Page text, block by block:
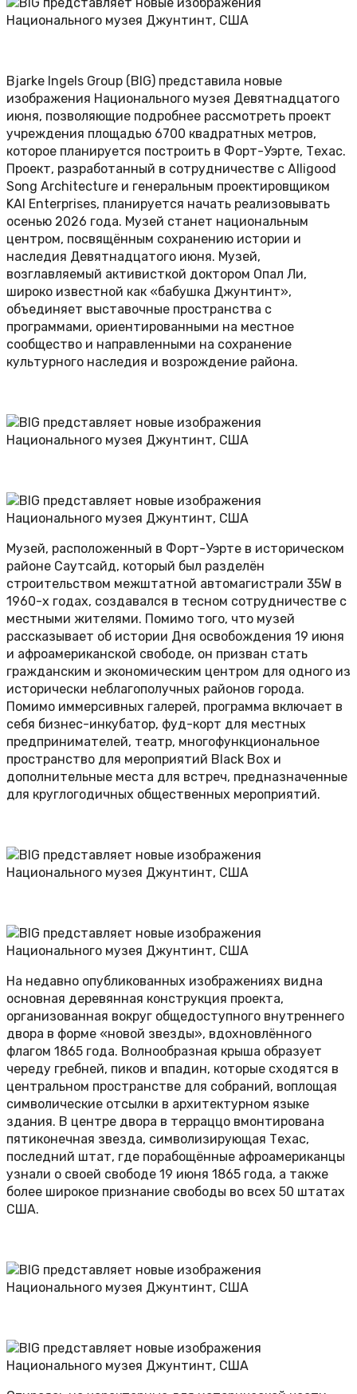
Bjarke Ingels Group (BIG) представила новые
изображения Национального музея Девятнадцатого
июня, позволяющие подробнее рассмотреть проект
учреждения площадью 6700 квадратных метров,
которое планируется построить в Форт-Уэрте, Техас.
Проект, разработанный в сотрудничестве с Alligood
Song Architecture и генеральным проектировщиком
KAI Enterprises, планируется начать реализовывать
осенью 2026 года. Музей станет национальным
центром, посвящённым сохранению истории и
наследия Девятнадцатого июня. Музей,
возглавляемый активисткой доктором Опал Ли,
широко известной как «бабушка Джунтинт»,
объединяет выставочные пространства с
программами, ориентированными на местное
сообщество и направленными на сохранение
культурного наследия и возрождение района.
Музей, расположенный в Форт-Уэрте в историческом
районе Саутсайд, который был разделён
строительством межштатной автомагистрали 35W в
1960-х годах, создавался в тесном сотрудничестве с
местными жителями. Помимо того, что музей
рассказывает об истории Дня освобождения 19 июня
и афроамериканской свободе, он призван стать
гражданским и экономическим центром для одного из
исторически неблагополучных районов города.
Помимо иммерсивных галерей, программа включает в
себя бизнес-инкубатор, фуд-корт для местных
предпринимателей, театр, многофункциональное
пространство для мероприятий Black Box и
дополнительные места для встреч, предназначенные
для круглогодичных общественных мероприятий.
На недавно опубликованных изображениях видна
основная деревянная конструкция проекта,
организованная вокруг общедоступного внутреннего
двора в форме «новой звезды», вдохновлённого
флагом 1865 года. Волнообразная крыша образует
череду гребней, пиков и впадин, которые сходятся в
центральном пространстве для собраний, воплощая
символические отсылки в архитектурном языке
здания. В центре двора в терраццо вмонтирована
пятиконечная звезда, символизирующая Техас,
последний штат, где порабощённые афроамериканцы
узнали о своей свободе 19 июня 1865 года, а также
более широкое признание свободы во всех 50 штатах
США.